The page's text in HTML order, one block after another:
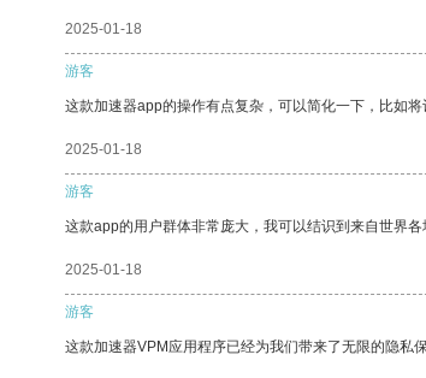
2025-01-18
游客
这款加速器app的操作有点复杂，可以简化一下，比如将
2025-01-18
游客
这款app的用户群体非常庞大，我可以结识到来自世界各
2025-01-18
游客
这款加速器VPM应用程序已经为我们带来了无限的隐私保